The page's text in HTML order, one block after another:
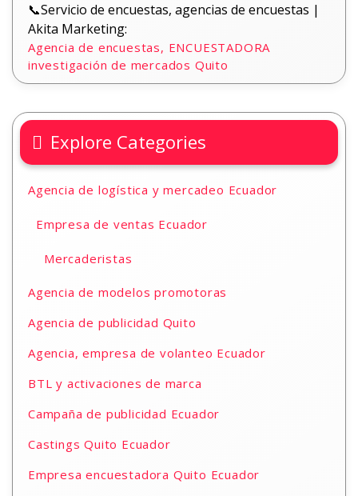
📞Servicio de encuestas, agencias de encuestas |
Akita Marketing:
Agencia de encuestas, ENCUESTADORA
investigación de mercados Quito
Explore Categories
Agencia de logística y mercadeo Ecuador
Empresa de ventas Ecuador
Mercaderistas
Agencia de modelos promotoras
Agencia de publicidad Quito
Agencia, empresa de volanteo Ecuador
BTL y activaciones de marca
Campaña de publicidad Ecuador
Castings Quito Ecuador
Empresa encuestadora Quito Ecuador